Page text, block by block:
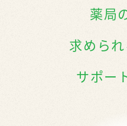
薬局
求めら
サポー